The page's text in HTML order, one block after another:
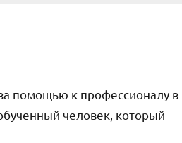
помощью к профессионалу в
человек, который